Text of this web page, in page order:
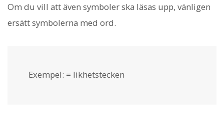
Om du vill att även symboler ska läsas upp, vänligen
ersätt symbolerna med ord.
Exempel: = likhetstecken